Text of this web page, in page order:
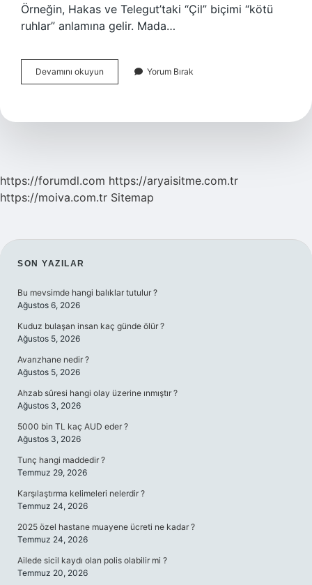
Örneğin, Hakas ve Telegut’taki “Çil” biçimi “kötü
ruhlar” anlamına gelir. Mada…
Devamını okuyun Yelikmek
Nedir
Yorum Bırak
https://forumdl.com https://aryaisitme.com.tr
https://moiva.com.tr Sitemap
SIDEBAR
SON YAZILAR
Bu mevsimde hangi balıklar tutulur ?
Ağustos 6, 2026
Kuduz bulaşan insan kaç günde ölür ?
Ağustos 5, 2026
Avarızhane nedir ?
Ağustos 5, 2026
Ahzab sûresi hangi olay üzerine ınmıştır ?
Ağustos 3, 2026
5000 bin TL kaç AUD eder ?
Ağustos 3, 2026
Tunç hangi maddedir ?
Temmuz 29, 2026
Karşılaştırma kelimeleri nelerdir ?
Temmuz 24, 2026
2025 özel hastane muayene ücreti ne kadar ?
Temmuz 24, 2026
Ailede sicil kaydı olan polis olabilir mi ?
Temmuz 20, 2026